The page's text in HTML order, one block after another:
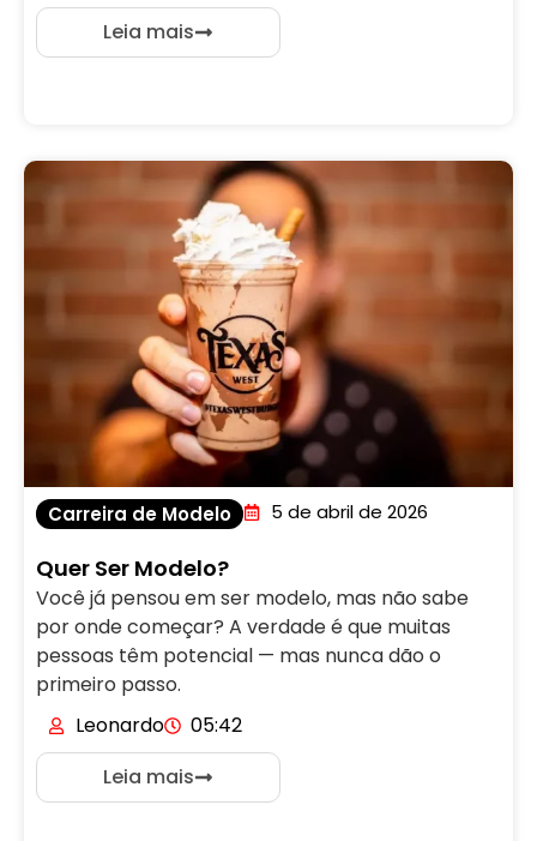
Leia mais
Carreira de Modelo 5 de abril de 2026
Quer Ser Modelo?
Você já pensou em ser modelo, mas não sabe
por onde começar? A verdade é que muitas
pessoas têm potencial — mas nunca dão o
primeiro passo.
Leonardo
05:42
Leia mais